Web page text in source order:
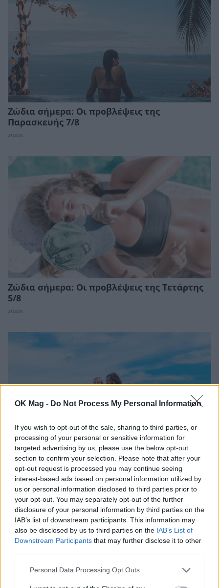
OK Mag - Do Not Process My Personal Information
If you wish to opt-out of the sale, sharing to third parties, or
processing of your personal or sensitive information for
targeted advertising by us, please use the below opt-out
section to confirm your selection. Please note that after your
opt-out request is processed you may continue seeing
interest-based ads based on personal information utilized by
us or personal information disclosed to third parties prior to
your opt-out. You may separately opt-out of the further
disclosure of your personal information by third parties on the
IAB’s list of downstream participants. This information may
also be disclosed by us to third parties on the IAB’s List of
Downstream Participants that may further disclose it to other
Personal Data Processing Opt Outs
Ζώδια σήμερα: Οι προβλέψεις της
Παρασκευής 7/8
ΖΩΔΙΑ
Ζώδια σήμερα: Οι προβλέψεις της Τετάρτης
5/8
ΖΩΔΙΑ
Ζώδια σήμερα: Οι προβλέψεις της Τρίτης 4/8
ΖΩΔΙΑ